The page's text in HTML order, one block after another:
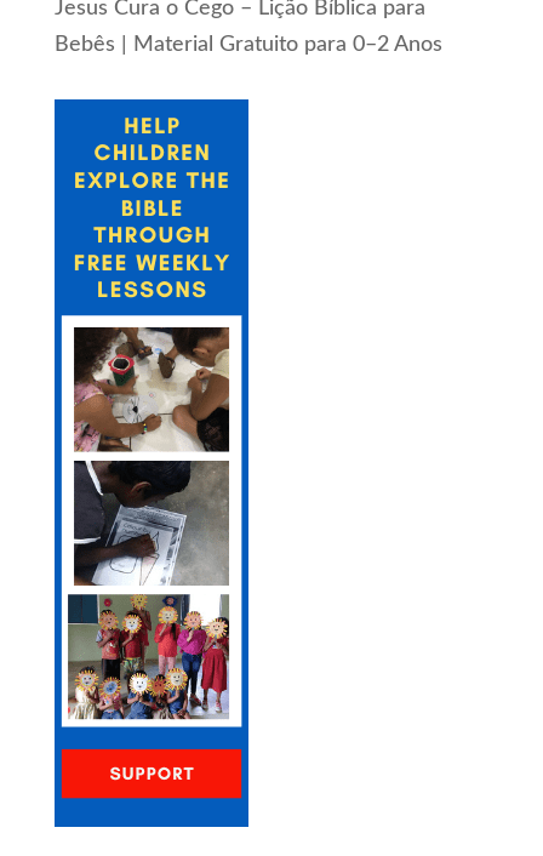
Jesus Cura o Cego – Lição Bíblica para
Bebês | Material Gratuito para 0–2 Anos